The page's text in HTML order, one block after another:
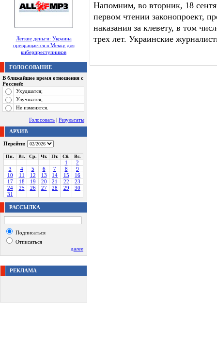
Легкие деньги: Украина
превращается в Мекку для
киберпреступников
ГОЛОСОВАНИЕ
В ближайшее время отношения с
Россией:
Ухудшатся;
Улучшатся;
Не изменятся.
Голосовать | Результаты
АРХИВ
Перейти:
Пн. Вт. Ср. Чт. Пт. Сб. Вс.
1
2
3
4 5 6 7 8
9
10
11 12 13 14 15
16
17
18 19 20 21 22
23
24
25 26 27 28 29
30
31
РАССЫЛКА
Подписаться
Отписаться
далее
РЕКЛАМА
Напомним, во вторник, 18
первом чтении законопроект,
наказания за клевету, в том
трех лет. Украинские